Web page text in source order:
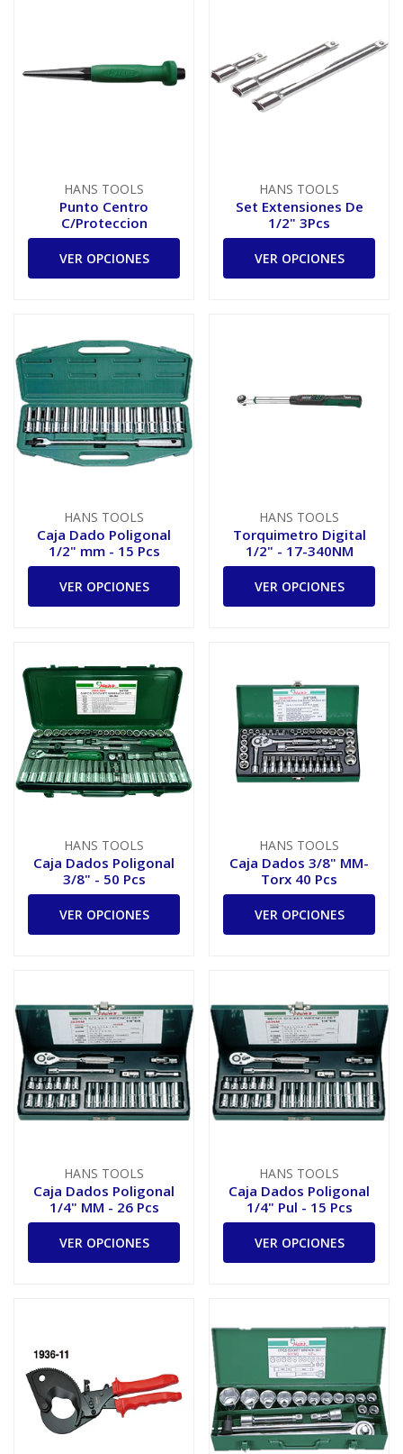
HANS TOOLS
Punto Centro
C/Proteccion
VER OPCIONES
HANS TOOLS
Set Extensiones De
1/2" 3Pcs
VER OPCIONES
HANS TOOLS
Caja Dado Poligonal
1/2" mm - 15 Pcs
VER OPCIONES
HANS TOOLS
Torquimetro Digital
1/2" - 17-340NM
VER OPCIONES
HANS TOOLS
Caja Dados Poligonal
3/8" - 50 Pcs
VER OPCIONES
HANS TOOLS
Caja Dados 3/8" MM-
Torx 40 Pcs
VER OPCIONES
HANS TOOLS
Caja Dados Poligonal
1/4" MM - 26 Pcs
VER OPCIONES
HANS TOOLS
Caja Dados Poligonal
1/4" Pul - 15 Pcs
VER OPCIONES